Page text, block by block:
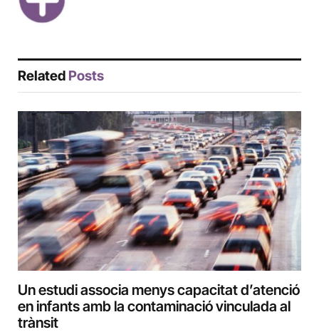
Related Posts
Un estudi associa menys capacitat d’atenció
en infants amb la contaminació vinculada al
trànsit